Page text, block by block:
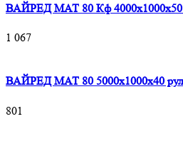
ВАЙРЕД МАТ 80 Кф 4000x1000x50
1 067
ВАЙРЕД МАТ 80 5000x1000x40
801